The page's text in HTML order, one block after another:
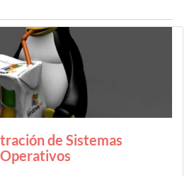
de Sistemas
Operativos